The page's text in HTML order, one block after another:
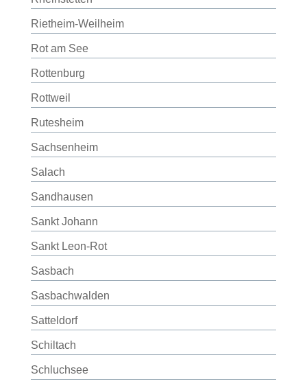
Rietheim-Weilheim
Rot am See
Rottenburg
Rottweil
Rutesheim
Sachsenheim
Salach
Sandhausen
Sankt Johann
Sankt Leon-Rot
Sasbach
Sasbachwalden
Satteldorf
Schiltach
Schluchsee